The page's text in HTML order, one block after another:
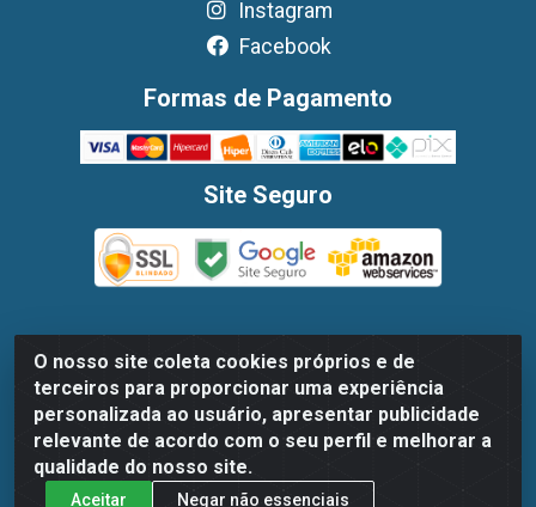
O nosso site coleta cookies próprios e de
terceiros para proporcionar uma experiência
personalizada ao usuário, apresentar publicidade
relevante de acordo com o seu perfil e melhorar a
qualidade do nosso site.
Aceitar Negar não essenciais
Instagram
Facebook
Formas de Pagamento
Site Seguro
Dispan Distribuidora de Alimentos LTDA - Avenida Marechal
Mascarenhas De Moraes, 1048- Imbiribeira, Recife/PE - CEP
51.170-000 - CNPJ 30.779.584/0003-78